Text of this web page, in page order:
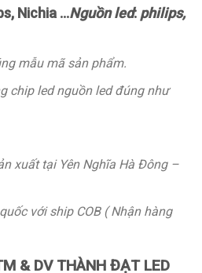
Nichia …Nguồn led: philips,
mẫu mã sản phẩm.
chip led nguồn led đúng như
xuất tại Yên Nghĩa Hà Đông –
với ship COB ( Nhận hàng
& DV THÀNH ĐẠT LED